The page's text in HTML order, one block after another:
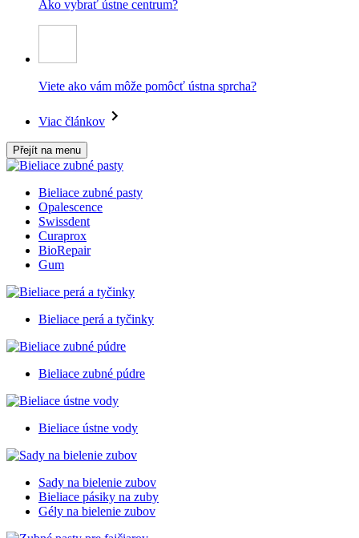
Ako vybrať ústne centrum?
Viete ako vám môže pomôcť ústna sprcha?
Viac článkov
Přejít na menu
Bieliace zubné pasty
Opalescence
Swissdent
Curaprox
BioRepair
Gum
Bieliace perá a tyčinky
Bieliace zubné púdre
Bieliace ústne vody
Sady na bielenie zubov
Bieliace pásiky na zuby
Gély na bielenie zubov